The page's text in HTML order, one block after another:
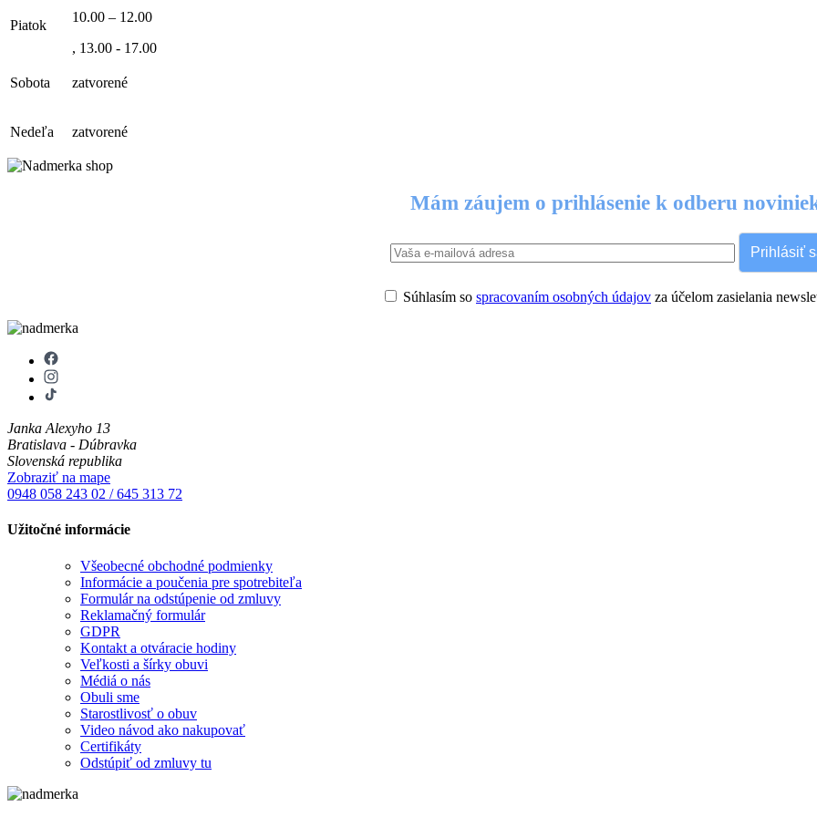
Piatok
10.00 – 12.00
, 13.00 - 17.00
Sobota zatvorené
Nedeľa zatvorené
Mám záujem o prihlásenie k odberu
Prihlásiť
Súhlasím so spracovaním osobných údajov za účelom zasielania
Janka Alexyho 13
Bratislava - Dúbravka
Slovenská republika
Zobraziť na mape
0948 058 243 02 / 645 313 72
Užitočné informácie
Všeobecné obchodné podmienky
Informácie a poučenia pre spotrebiteľa
Formulár na odstúpenie od zmluvy
Reklamačný formulár
GDPR
Kontakt a otváracie hodiny
Veľkosti a šírky obuvi
Médiá o nás
Obuli sme
Starostlivosť o obuv
Video návod ako nakupovať
Certifikáty
Odstúpiť od zmluvy tu